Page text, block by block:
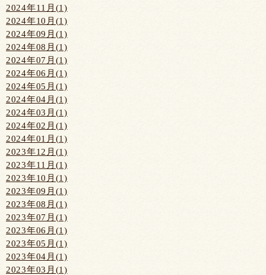
2024年11月(1)
2024年10月(1)
2024年09月(1)
2024年08月(1)
2024年07月(1)
2024年06月(1)
2024年05月(1)
2024年04月(1)
2024年03月(1)
2024年02月(1)
2024年01月(1)
2023年12月(1)
2023年11月(1)
2023年10月(1)
2023年09月(1)
2023年08月(1)
2023年07月(1)
2023年06月(1)
2023年05月(1)
2023年04月(1)
2023年03月(1)